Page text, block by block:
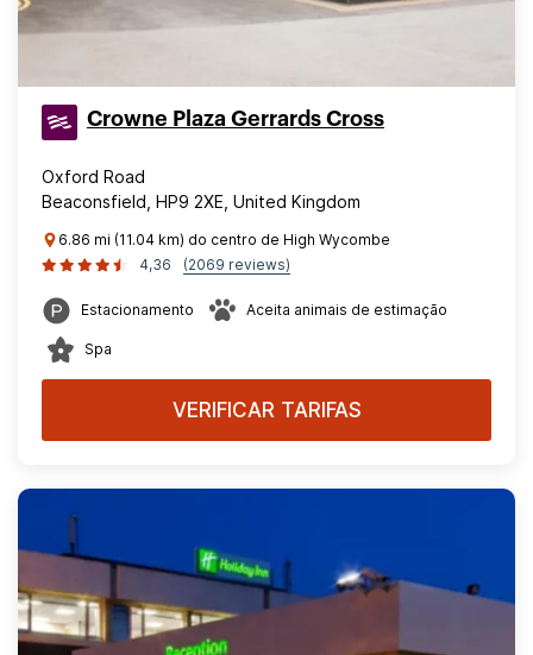
Crowne Plaza Gerrards Cross
Oxford Road
Beaconsfield, HP9 2XE, United Kingdom
6.86 mi (11.04 km) do centro de High Wycombe
4,36
(2069 reviews)
Estacionamento Aceita animais de estimação
Spa
VERIFICAR TARIFAS